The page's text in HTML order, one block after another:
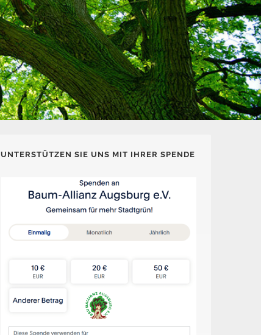
UNTERSTÜTZEN SIE UNS MIT IHRER SPENDE